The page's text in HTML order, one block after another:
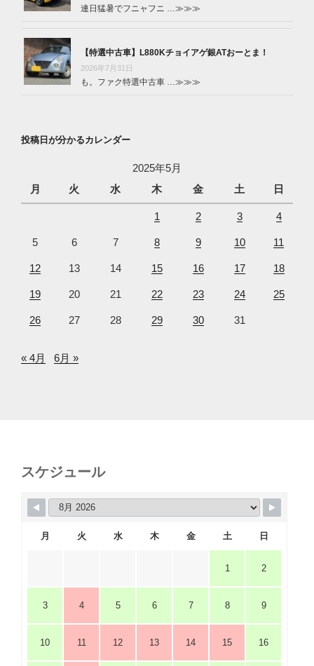
連日猛暑でフニャフニ …≫≫≫
【特選中古車】L880Kチョイアゲ銀ATおーとま！
2026年7月31日
も。ファク特選中古車 …≫≫≫
投稿日が分かるカレンダー
2025年5月
月
火 水 木 金 土 日
1 2 3 4
5 6 7 8 9 10 11
12 13 14 15 16 17 18
19 20 21 22 23 24 25
26 27 28 29 30 31
« 4月 6月 »
スケジュール
月 火 水 木 金 土 日
1 2
3 4 5 6 7 8 9
10 11 12 13 14 15 16